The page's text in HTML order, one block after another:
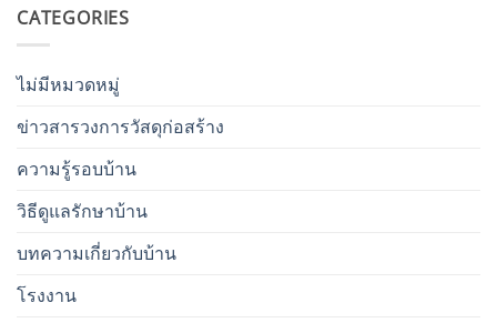
CATEGORIES
ไม่มีหมวดหมู่
ข่าวสารวงการวัสดุก่อสร้าง
ความรู้รอบบ้าน
วิธีดูแลรักษาบ้าน
บทความเกี่ยวกับบ้าน
โรงงาน